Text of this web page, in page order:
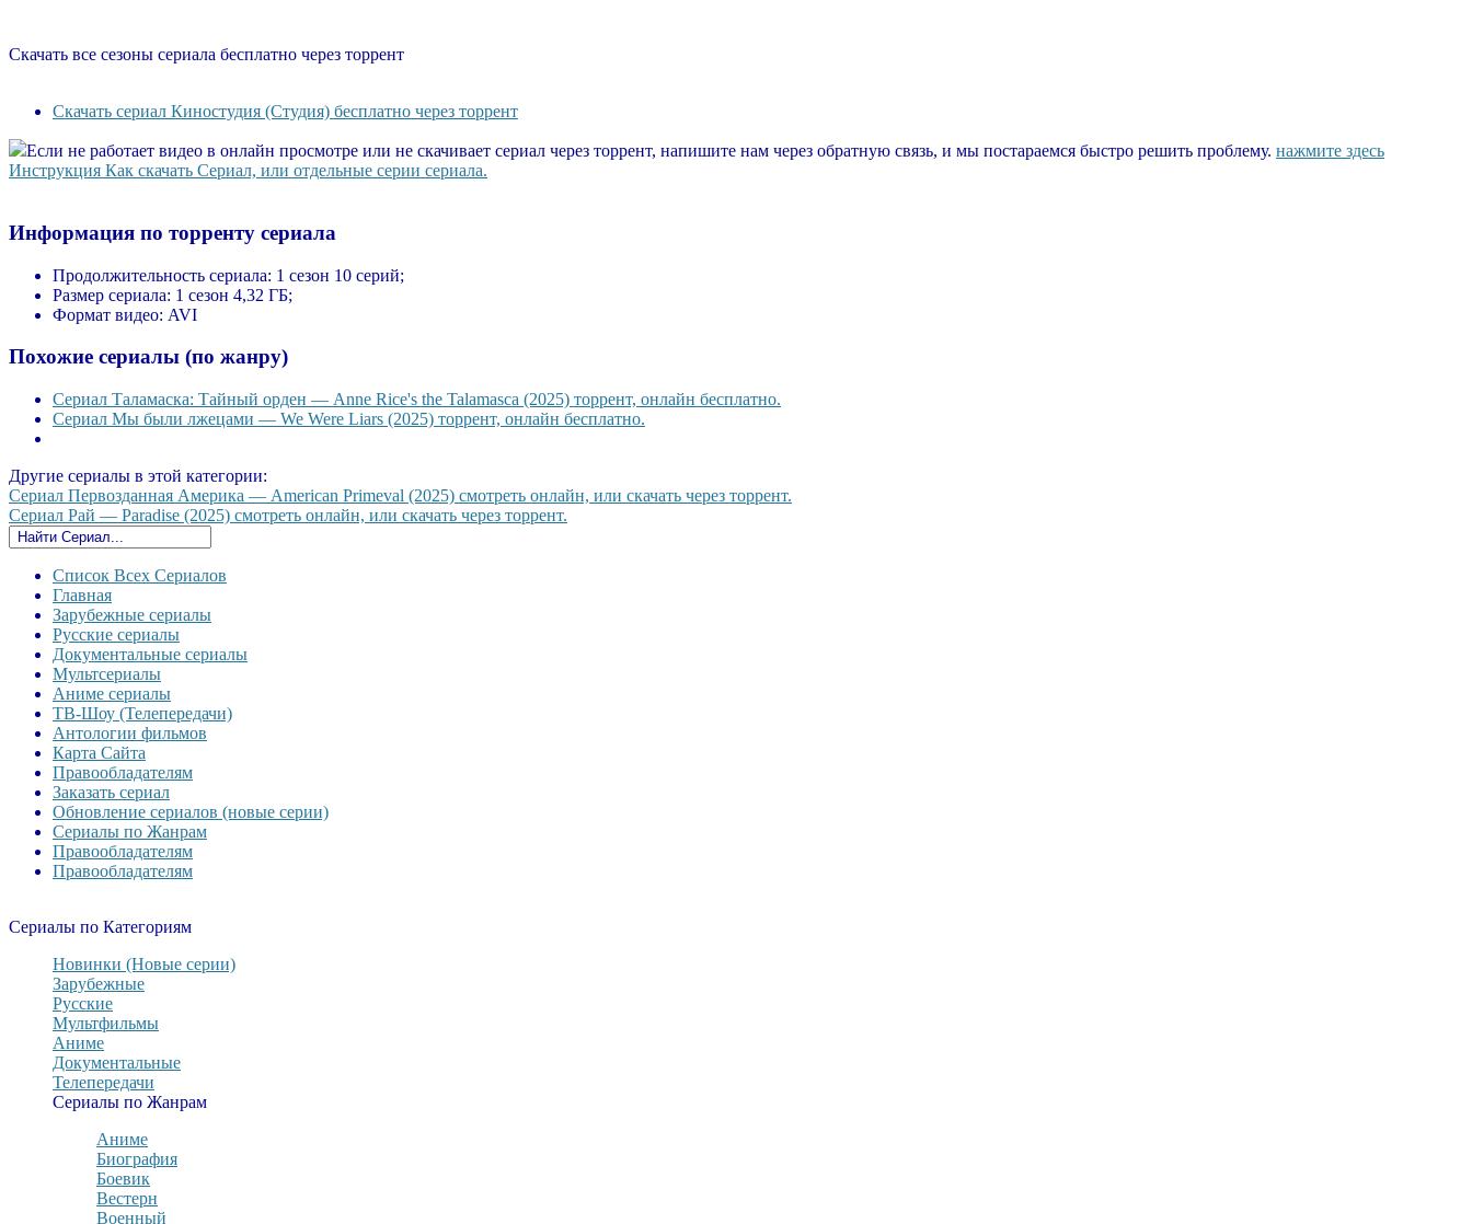
Скачать все сезоны сериала бесплатно через торрент
Скачать сериал Киностудия (Студия) бесплатно через торрент
Если не работает видео в онлайн просмотре или не скачивает сериал через торрент, напишите нам через обратную связь, и мы постараемся быстро решить проблему. нажмите здесь
Инструкция Как скачать Сериал, или отдельные серии сериала.
Информация по торренту сериала
Продолжительность сериала: 1 сезон 10 серий;
Размер сериала: 1 сезон 4,32 ГБ;
Формат видео: AVI
Похожие сериалы (по жанру)
Сериал Таламаска: Тайный орден — Anne Rice's the Talamasca (2025) торрент, онлайн бесплатно.
Сериал Мы были лжецами — We Were Liars (2025) торрент, онлайн бесплатно.
Другие сериалы в этой категории:
Сериал Первозданная Америка — American Primeval (2025) смотреть онлайн, или скачать через торрент.
Сериал Рай — Paradise (2025) смотреть онлайн, или скачать через торрент.
Список Всех Сериалов
Главная
Зарубежные сериалы
Русские сериалы
Документальные сериалы
Мультсериалы
Аниме сериалы
ТВ-Шоу (Телепередачи)
Антологии фильмов
Карта Сайта
Правообладателям
Заказать сериал
Обновление сериалов (новые серии)
Сериалы по Жанрам
Правообладателям
Правообладателям
Сериалы по Категориям
Новинки (Новые серии)
Зарубежные
Русские
Мультфильмы
Аниме
Документальные
Телепередачи
Сериалы по Жанрам
Аниме
Биография
Боевик
Вестерн
Военный